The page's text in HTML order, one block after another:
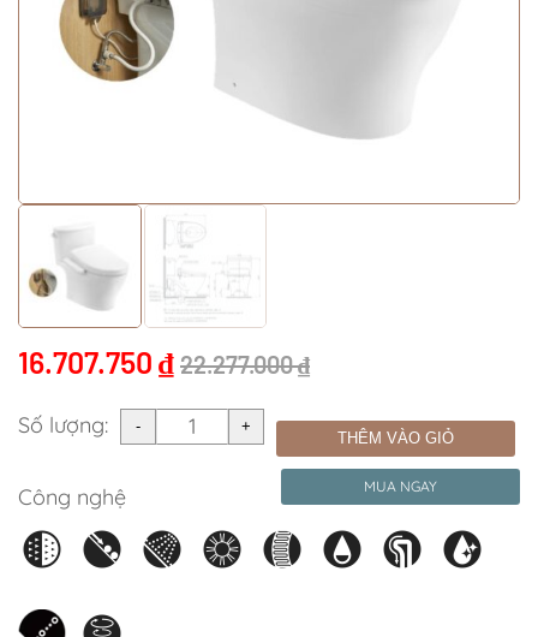
16.707.750 ₫ 22.277.000₫
Số lượng: THÊM VÀO GIỎ
MUA NGAY
Công nghệ